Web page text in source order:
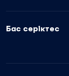
Бас серіктес